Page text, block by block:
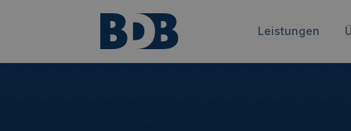
Leistungen